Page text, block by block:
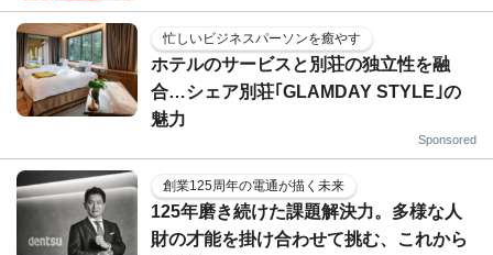
忙しいビジネスパーソンを癒やす
ホテルのサービスと別荘の独立性を融
合…シェア別荘｢GLAMDAY STYLE｣の
魅力
Sponsored
創業125周年の電通が描く未来
125年磨き続けた課題解決力。多様な人
財の才能を掛け合わせて挑む、これから